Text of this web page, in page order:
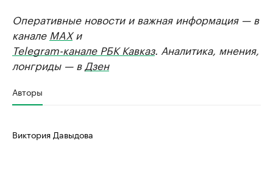
Оперативные новости и важная информация — в
канале MAXи
Telegram-канале РБК Кавказ. Аналитика, мнения,
лонгриды — в Дзен
Авторы
Виктория Давыдова